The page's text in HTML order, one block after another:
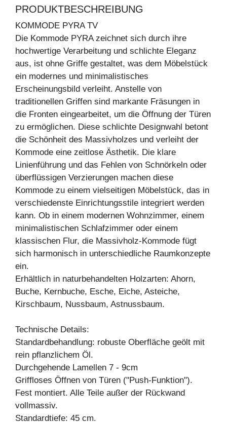
PRODUKTBESCHREIBUNG
KOMMODE PYRA TV
Die Kommode PYRA zeichnet sich durch ihre
hochwertige Verarbeitung und schlichte Eleganz
aus, ist ohne Griffe gestaltet, was dem Möbelstück
ein modernes und minimalistisches
Erscheinungsbild verleiht. Anstelle von
traditionellen Griffen sind markante Fräsungen in
die Fronten eingearbeitet, um die Öffnung der Türen
zu ermöglichen. Diese schlichte Designwahl betont
die Schönheit des Massivholzes und verleiht der
Kommode eine zeitlose Ästhetik. Die klare
Linienführung und das Fehlen von Schnörkeln oder
überflüssigen Verzierungen machen diese
Kommode zu einem vielseitigen Möbelstück, das in
verschiedenste Einrichtungsstile integriert werden
kann. Ob in einem modernen Wohnzimmer, einem
minimalistischen Schlafzimmer oder einem
klassischen Flur, die Massivholz-Kommode fügt
sich harmonisch in unterschiedliche Raumkonzepte
ein.
Erhältlich in naturbehandelten Holzarten: Ahorn,
Buche, Kernbuche, Esche, Eiche, Asteiche,
Kirschbaum, Nussbaum, Astnussbaum.
Technische Details:
Standardbehandlung: robuste Oberfläche geölt mit
rein pflanzlichem Öl.
Durchgehende Lamellen 7 - 9cm
Griffloses Öffnen von Türen ("Push-Funktion").
Fest montiert. Alle Teile außer der Rückwand
vollmassiv.
Standardtiefe: 45 cm.